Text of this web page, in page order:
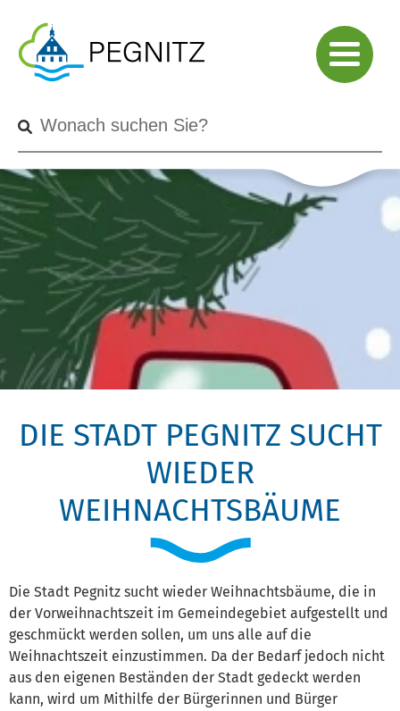
DIE STADT PEGNITZ SUCHT
WIEDER
WEIHNACHTSBÄUME
Die Stadt Pegnitz sucht wieder Weihnachtsbäume, die in
der Vorweihnachtszeit im Gemeindegebiet aufgestellt und
geschmückt werden sollen, um uns alle auf die
Weihnachtszeit einzustimmen. Da der Bedarf jedoch nicht
aus den eigenen Beständen der Stadt gedeckt werden
kann, wird um Mithilfe der Bürgerinnen und Bürger